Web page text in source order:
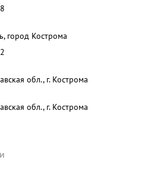
город Кострома
обл., г. Кострома
обл., г. Кострома